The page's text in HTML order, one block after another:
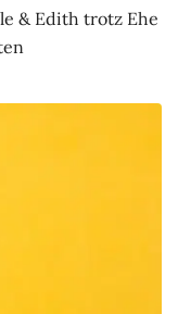
& Edith trotz Ehe